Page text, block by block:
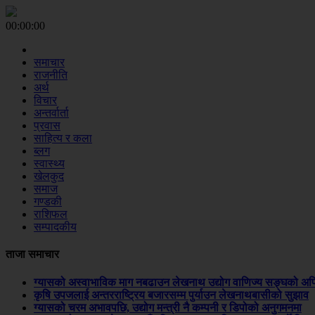
00:00:00
समाचार
राजनीति
अर्थ
विचार
अन्तर्वार्ता
प्रवास
साहित्य र कला
ब्लग
स्वास्थ्य
खेलकुद
समाज
गण्डकी
राशिफल
सम्पादकीय
ताजा समाचार
ग्यासको अस्वाभाविक माग नबढाउन लेखनाथ उद्योग वाणिज्य सङ्घको
कृषि उपजलाई अन्तरराष्ट्रिय बजारसम्म पुर्याउन लेखनाथबासीको सुझाव
ग्यासको चरम अभावपछि, उद्योग मन्त्री नै कम्पनी र डिपोको अनुगमनमा